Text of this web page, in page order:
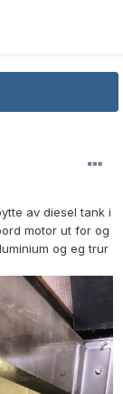
av diesel tank i
motor ut for og
og eg trur